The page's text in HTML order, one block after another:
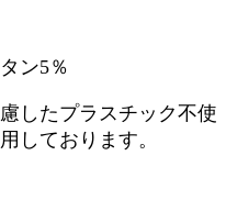
ン5％
したプラスチック不使
しております。